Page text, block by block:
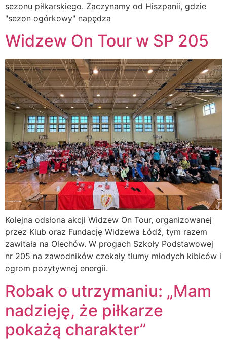
sezonu piłkarskiego. Zaczynamy od Hiszpanii, gdzie
"sezon ogórkowy" napędza
Widzew On Tour w SP 205
Kolejna odsłona akcji Widzew On Tour, organizowanej
przez Klub oraz Fundację Widzewa Łódź, tym razem
zawitała na Olechów. W progach Szkoły Podstawowej
nr 205 na zawodników czekały tłumy młodych kibiców i
ogrom pozytywnej energii.
Robak o utrzymaniu: „Mam
nadzieję, że piłkarze
pokażą charakter”